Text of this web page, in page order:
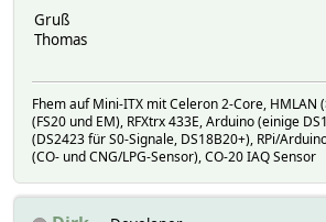
Gruß
Thomas
Fhem auf Mini-ITX mit Celeron 2-Core, HMLAN
(FS20 und EM), RFXtrx 433E, Arduino (einige
(DS2423 für S0-Signale, DS18B20+), RPi/
(CO- und CNG/LPG-Sensor), CO-20 IAQ Sensor